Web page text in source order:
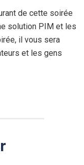
de cette soirée
solution PIM et les
il vous sera
et les gens